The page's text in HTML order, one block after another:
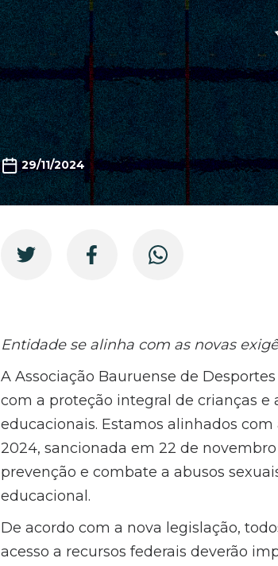
29/11/2024
Entidade se alinha com as novas
A Associação Bauruense de
com a proteção integral de crianças e
educacionais. Estamos alinhados com
2024, sancionada em 22 de
prevenção e combate a abusos
educacional.
De acordo com a nova legislação,
acesso a recursos federais deverão